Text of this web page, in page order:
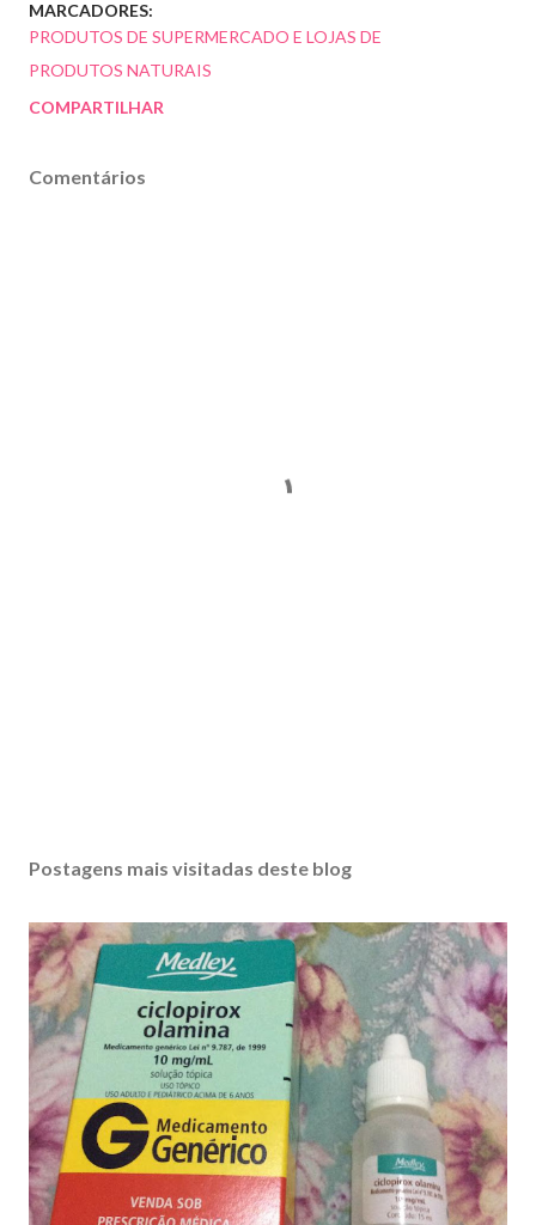
MARCADORES:
PRODUTOS DE SUPERMERCADO E LOJAS DE
PRODUTOS NATURAIS
COMPARTILHAR
Comentários
Postagens mais visitadas deste blog